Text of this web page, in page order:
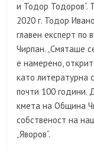
и Тодор Тодоров“.
2020 г. Тодор
главен експерт по
Чирпан. „Смяташе
е намерено,
като литературна
почти 100 години.
кмета на Община
собственост на
„Яворов“.